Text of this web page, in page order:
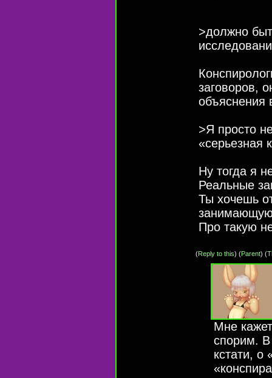
>должно
заговоров,
объяснения
>Я просто
«серьезная
Ну тогда я
Реальные
Ты хочешь
Про такую
(Reply to this) (Parent) (
Мне
спорим. В
кстати, о